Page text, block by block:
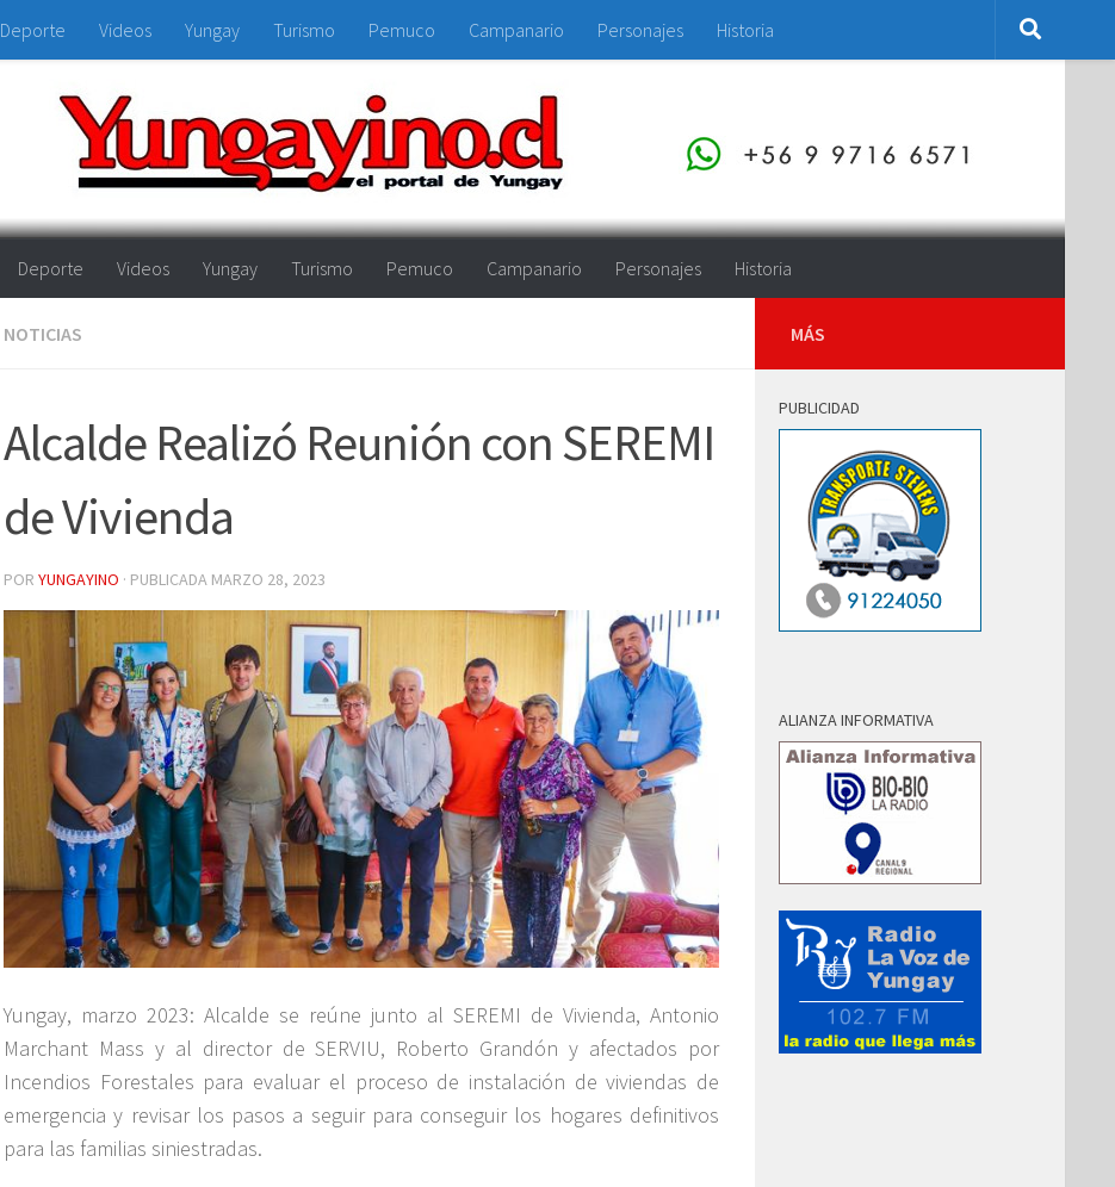
Deporte Videos Yungay Turismo Pemuco Campanario Personajes Historia
Deporte Videos Yungay Turismo Pemuco Campanario Personajes Historia
NOTICIAS
Alcalde Realizó Reunión con SEREMI
de Vivienda
POR YUNGAYINO · PUBLICADA MARZO 28, 2023
Yungay, marzo 2023: Alcalde se reúne junto al SEREMI de Vivienda, Antonio
Marchant Mass y al director de SERVIU, Roberto Grandón y afectados por
Incendios Forestales para evaluar el proceso de instalación de viviendas de
emergencia y revisar los pasos a seguir para conseguir los hogares definitivos
para las familias siniestradas.
MÁS
PUBLICIDAD
ALIANZA INFORMATIVA